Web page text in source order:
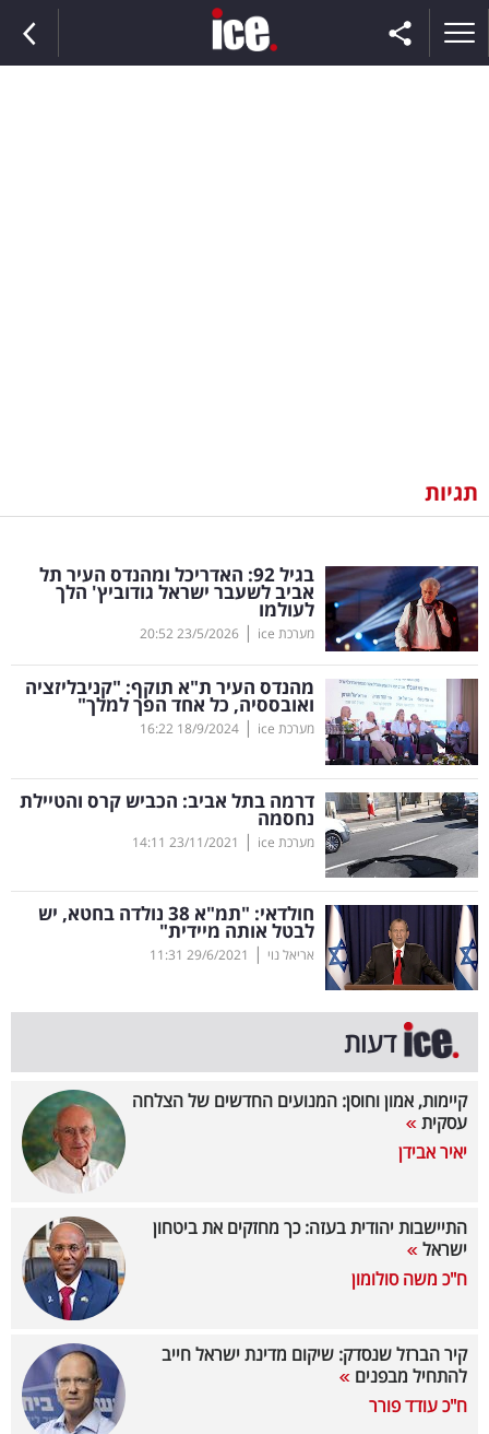
וצרכנות
דיגיטל
וטק
שיווק
ופרסום
משפט
מדדים
ומחקרים
דעות
רכילות
עסקית
קריפטו
ויראלי
טלוויזיה
קריירה
מינויים
רייטינג
תגיות
בגיל 92: האדריכל ומהנדס העיר תל
אביב לשעבר ישראל גודוביץ' הלך
לעולמו
מערכת ice |
23/5/2026
20:52
מהנדס העיר ת"א תוקף: "קניבליזציה
ואובססיה, כל אחד הפך למלך"
מערכת ice |
18/9/2024
16:22
דרמה בתל אביב: הכביש קרס והטיילת
נחסמה
מערכת ice |
23/11/2021
14:11
חולדאי: "תמ"א 38 נולדה בחטא, יש
לבטל אותה מיידית"
אריאל נוי |
29/6/2021
11:31
דעות
קיימות, אמון וחוסן: המנועים החדשים של הצלחה
עסקית
יאיר אבידן
התיישבות יהודית בעזה: כך מחזקים את ביטחון
ישראל
ח"כ משה סולומון
קיר הברזל שנסדק: שיקום מדינת ישראל חייב
להתחיל מבפנים
ח"כ עודד פורר